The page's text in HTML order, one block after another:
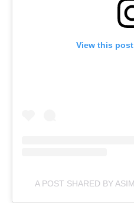
View this
A POST SHARED BY